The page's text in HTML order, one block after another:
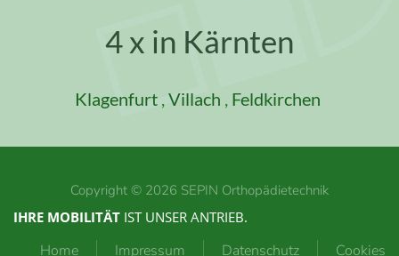
4 x in Kärnten
Klagenfurt ,Villach , Feldkirchen
Copyright © 2026 SEPIN Orthopädietechnik
IHRE MOBILITÄT IST UNSER ANTRIEB.
Home Impressum Datenschutz Cookies